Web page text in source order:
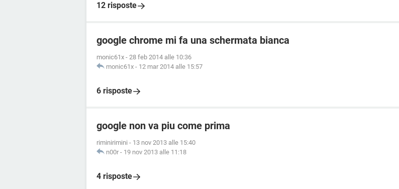
12 risposte
google chrome mi fa una schermata bianca
monic61x - 28 feb 2014 alle 10:36
monic61x - 12 mar 2014 alle 15:57
6 risposte
google non va piu come prima
riminirimini - 13 nov 2013 alle 15:40
n00r - 19 nov 2013 alle 11:18
4 risposte